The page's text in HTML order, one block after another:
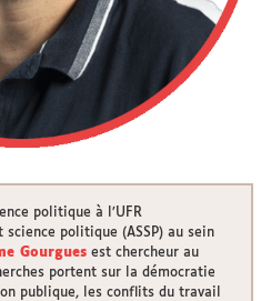
politique à l’UFR
politique (ASSP) au sein
Gourgues est chercheur au
portent sur la démocratie
publique, les conflits du travail